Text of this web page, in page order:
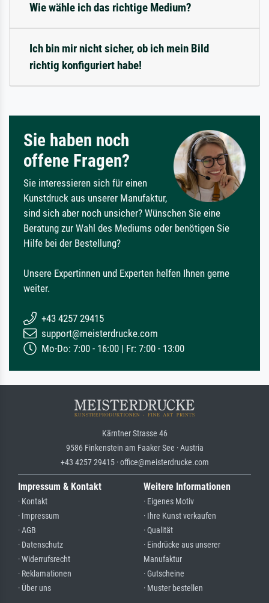
Wie wähle ich das richtige Medium?
Ich bin mir nicht sicher, ob ich mein Bild
richtig konfiguriert habe!
Sie haben noch
offene Fragen?
Sie interessieren sich für einen
Kunstdruck aus unserer Manufaktur,
sind sich aber noch unsicher? Wünschen Sie eine
Beratung zur Wahl des Mediums oder benötigen Sie
Hilfe bei der Bestellung?
Unsere Expertinnen und Experten helfen Ihnen gerne
weiter.
+43 4257 29415
support@meisterdrucke.com
Mo-Do: 7:00 - 16:00 | Fr: 7:00 - 13:00
Kärntner Strasse 46
9586 Finkenstein am Faaker See · Austria
+43 4257 29415 · office@meisterdrucke.com
Impressum & Kontakt
· Kontakt
· Impressum
· AGB
· Datenschutz
· Widerrufsrecht
· Reklamationen
· Über uns
Weitere Informationen
· Eigenes Motiv
· Ihre Kunst verkaufen
· Qualität
· Eindrücke aus unserer
Manufaktur
· Gutscheine
· Muster bestellen